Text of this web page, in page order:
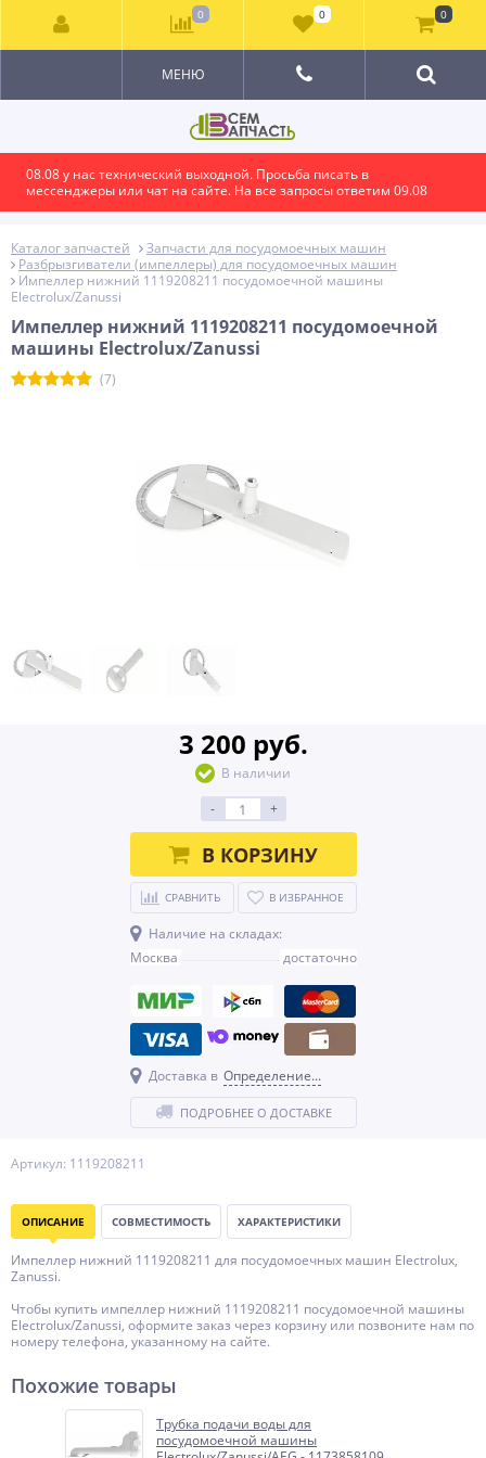
08.08 у нас технический выходной. Просьба писать в
мессенджеры или чат на сайте. На все запросы ответим 09.08
МЕНЮ
Каталог запчастей
Запчасти для посудомоечных машин
Разбрызгиватели (импеллеры) для посудомоечных машин
Импеллер нижний 1119208211 посудомоечной машины
Electrolux/Zanussi
Импеллер нижний 1119208211 посудомоечной
машины Electrolux/Zanussi
(7)
Артикул: 1119208211
3 200 руб.
В наличии
-
+
В КОРЗИНУ
СРАВНИТЬ В ИЗБРАННОЕ
Наличие на складах:
Москва
достаточно
Доставка в Определение...
ПОДРОБНЕЕ О ДОСТАВКЕ
ОПИСАНИЕ СОВМЕСТИМОСТЬ ХАРАКТЕРИСТИКИ
Импеллер нижний 1119208211 для посудомоечных машин Electrolux,
Zanussi.
Чтобы купить импеллер нижний 1119208211 посудомоечной машины
Electrolux/Zanussi, оформите заказ через корзину или позвоните нам по
номеру телефона, указанному на сайте.
Похожие товары
Трубка подачи воды для
посудомоечной машины
0 0 0